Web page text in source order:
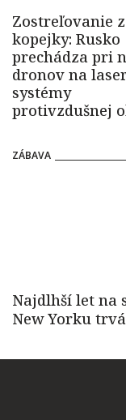
ZÁBAVA